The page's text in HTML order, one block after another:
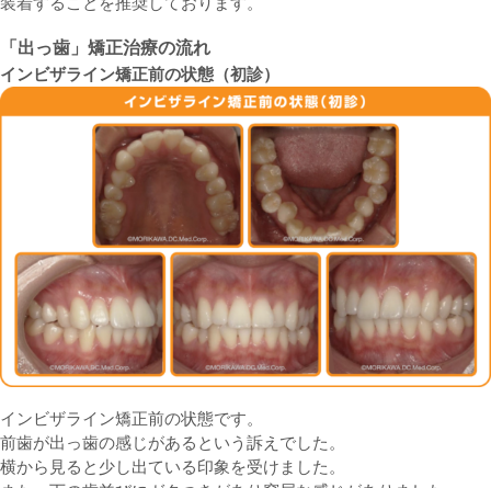
「出っ歯」矯正治療の流れ
インビザライン矯正前の状態（初診）
インビザライン矯正前の状態です。
前歯が出っ歯の感じがあるという訴えでした。
横から見ると少し出ている印象を受けました。